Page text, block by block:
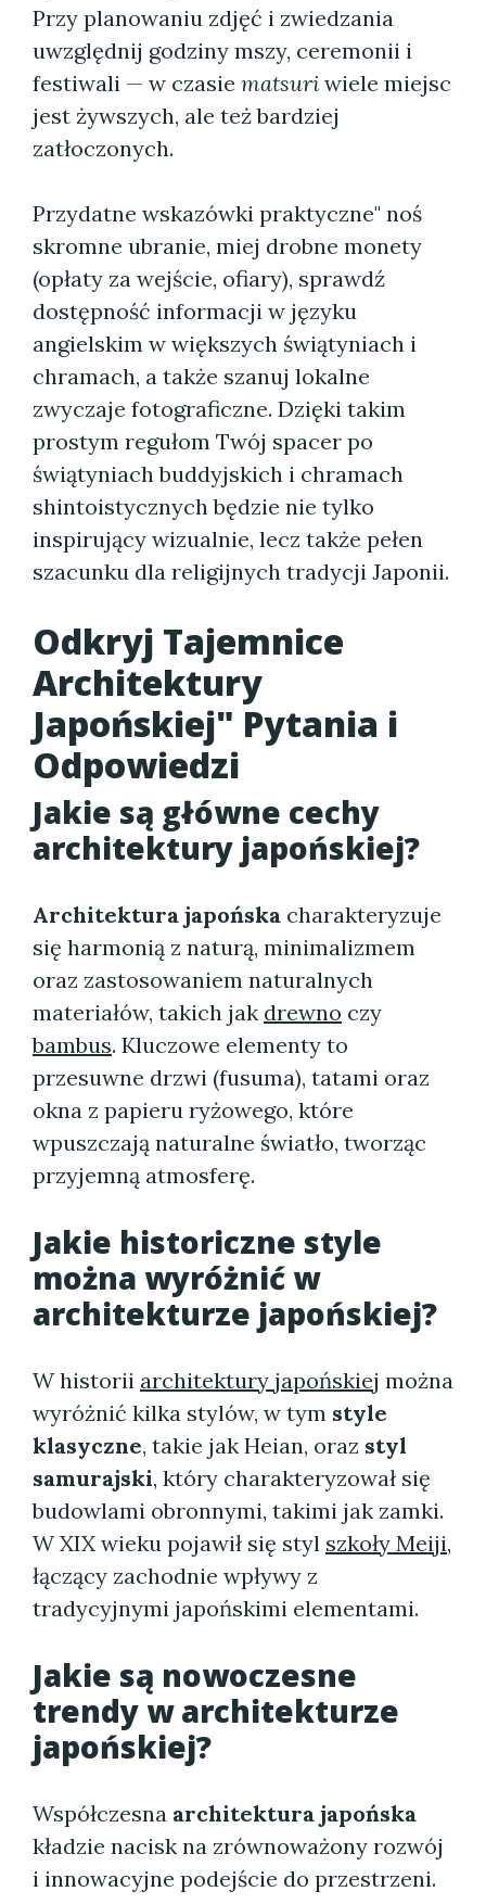
Przy planowaniu zdjęć i zwiedzania
uwzględnij godziny mszy, ceremonii i
festiwali — w czasie matsuri wiele miejsc
jest żywszych, ale też bardziej
zatłoczonych.
Przydatne wskazówki praktyczne" noś
skromne ubranie, miej drobne monety
(opłaty za wejście, ofiary), sprawdź
dostępność informacji w języku
angielskim w większych świątyniach i
chramach, a także szanuj lokalne
zwyczaje fotograficzne. Dzięki takim
prostym regułom Twój spacer po
świątyniach buddyjskich i chramach
shintoistycznych będzie nie tylko
inspirujący wizualnie, lecz także pełen
szacunku dla religijnych tradycji Japonii.
Odkryj Tajemnice
Architektury
Japońskiej" Pytania i
Odpowiedzi
Jakie są główne cechy
architektury japońskiej?
Architektura japońska charakteryzuje
się harmonią z naturą, minimalizmem
oraz zastosowaniem naturalnych
materiałów, takich jak drewno czy
bambus. Kluczowe elementy to
przesuwne drzwi (fusuma), tatami oraz
okna z papieru ryżowego, które
wpuszczają naturalne światło, tworząc
przyjemną atmosferę.
Jakie historiczne style
można wyróżnić w
architekturze japońskiej?
W historii architektury japońskiej można
wyróżnić kilka stylów, w tym style
klasyczne, takie jak Heian, oraz styl
samurajski, który charakteryzował się
budowlami obronnymi, takimi jak zamki.
W XIX wieku pojawił się styl szkoły Meiji,
łączący zachodnie wpływy z
tradycyjnymi japońskimi elementami.
Jakie są nowoczesne
trendy warchitekturze
japońskiej?
Współczesna architektura japońska
kładzie nacisk na zrównoważony rozwój
i innowacyjne podejście do przestrzeni.